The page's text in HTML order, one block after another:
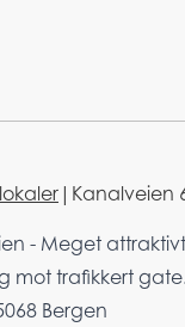
| Kanalveien
- Meget
mot trafikkert
Bergen